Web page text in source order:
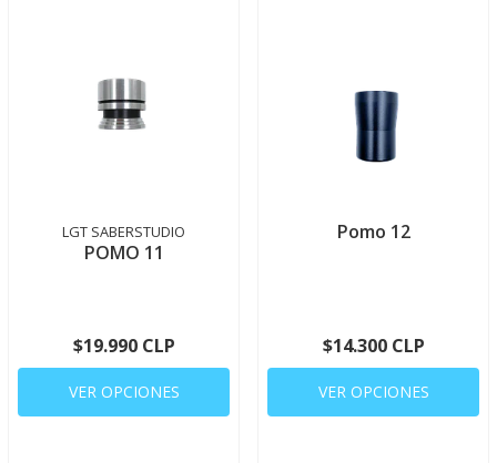
LGT SABERSTUDIO
POMO 11
$19.990 CLP
VER OPCIONES
Pomo 12
$14.300 CLP
VER OPCIONES